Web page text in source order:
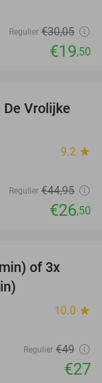
Regulier €30,05
€19,50
41%
Vrolijke
9.2 star
Regulier €44,95
€26,50
45%
of 3x
10.0 star
Regulier €49
€27